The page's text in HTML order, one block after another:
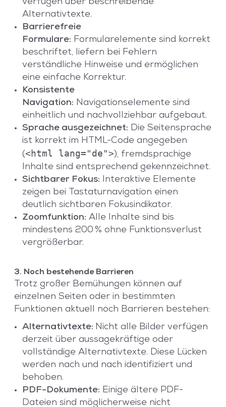
Alternativtexte.
Barrierefreie
Formulare: Formularelemente sind korrekt
beschriftet, liefern bei Fehlern
verständliche Hinweise und ermöglichen
eine einfache Korrektur.
Konsistente
Navigation: Navigationselemente sind
einheitlich und nachvollziehbar aufgebaut.
Sprache ausgezeichnet: Die Seitensprache
ist korrekt im HTML-Code angegeben
(<html lang="de">), fremdsprachige
Inhalte sind entsprechend gekennzeichnet.
Sichtbarer Fokus: Interaktive Elemente
zeigen bei Tastaturnavigation einen
deutlich sichtbaren Fokusindikator.
Zoomfunktion: Alle Inhalte sind bis
mindestens 200 % ohne Funktionsverlust
vergrößerbar.
3. Noch bestehende Barrieren
Trotz großer Bemühungen können auf
einzelnen Seiten oder in bestimmten
Funktionen aktuell noch Barrieren bestehen:
Alternativtexte: Nicht alle Bilder verfügen
derzeit über aussagekräftige oder
vollständige Alternativtexte. Diese Lücken
werden nach und nach identifiziert und
behoben.
PDF-Dokumente: Einige ältere PDF-
Dateien sind möglicherweise nicht